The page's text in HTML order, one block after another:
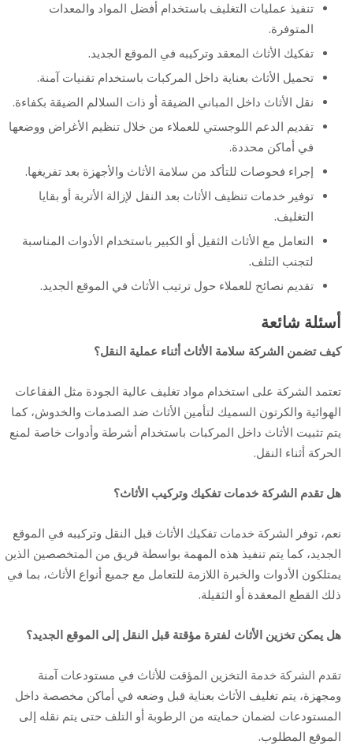
تنفيذ عمليات التغليف باستخدام أفضل المواد والمعدات
المتوفرة.
تفكيك الأثاث المعقد وتركيبه في الموقع الجديد.
تحميل الأثاث بعناية داخل المركبات باستخدام تقنيات آمنة.
نقل الأثاث داخل المباني الضيقة أو ذات السلالم الضيقة بكفاءة.
تقديم الدعم اللوجستي للعملاء من خلال تنظيم الأغراض ووضعها
في أماكن محددة.
إجراء فحوصات للتأكد من سلامة الأثاث والأجهزة بعد تفريغها.
توفير خدمات تنظيف الأثاث بعد النقل لإزالة الأتربة أو بقايا
التغليف.
التعامل مع الأثاث الثقيل أو الكبير باستخدام الأدوات المناسبة
لتجنب التلف.
تقديم نصائح للعملاء حول ترتيب الأثاث في الموقع الجديد.
أسئلة شائعة
كيف تضمن الشركة سلامة الأثاث أثناء عملية النقل؟
تعتمد الشركة على استخدام مواد تغليف عالية الجودة مثل الفقاعات
الهوائية والكرتون السميك لتأمين الأثاث ضد الصدمات والخدوش، كما
يتم تثبيت الأثاث داخل المركبات باستخدام أشرطة وأدوات خاصة لمنع
الحركة أثناء النقل.
هل تقدم الشركة خدمات تفكيك وتركيب الأثاث؟
نعم، توفر الشركة خدمات تفكيك الأثاث قبل النقل وتركيبه في الموقع
الجديد، كما يتم تنفيذ هذه المهمة بواسطة فريق من المتخصصين الذين
يمتلكون الأدوات والخبرة اللازمة للتعامل مع جميع أنواع الأثاث، بما في
ذلك القطع المعقدة أو الثقيلة.
هل يمكن تخزين الأثاث لفترة مؤقتة قبل النقل إلى الموقع الجديد؟
تقدم الشركة خدمة التخزين المؤقت للأثاث في مستودعات آمنة
ومجهزة، يتم تغليف الأثاث بعناية قبل وضعه في أماكن مخصصة داخل
المستودعات لضمان حمايته من الرطوبة أو التلف حتى يتم نقله إلى
الموقع المطلوب.